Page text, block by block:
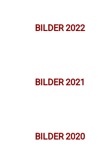
BILDER 2022
BILDER 2021
BILDER 2020